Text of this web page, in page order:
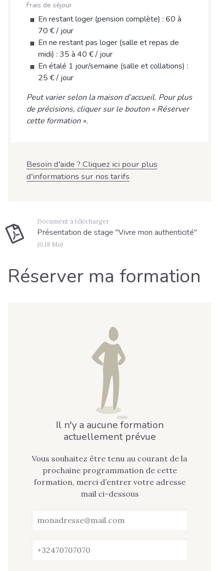
Frais de séjour
En restant loger (pension complète) : 60 à
70 € / jour
En ne restant pas loger (salle et repas de
midi) : 35 à 40 € / jour
En étalé 1 jour/semaine (salle et collations) :
25 € / jour
Peut varier selon la maison d’accueil. Pour plus
de précisions, cliquer sur le bouton « Réserver
cette formation ».
Besoin d'aide ? Cliquez ici pour plus
d'informations sur nos tarifs
Document à télécharger
Présentation de stage "Vivre mon authenticité"
(0.18 Mo)
Réserver ma formation
Il n'y a aucune formation
actuellement prévue
Vous souhaitez être tenu au courant de la
prochaine programmation de cette
formation, merci d’entrer votre adresse
mail ci-dessous